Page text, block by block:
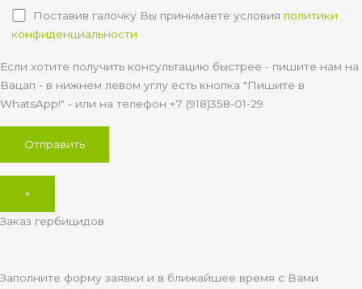
Поставив галочку Вы принимаете условия политики
конфиденциальности
Если хотите получить консультацию быстрее - пишите нам на
Вацап - в нижнем левом углу есть кнопка "Пишите в
WhatsApp!" - или на телефон +7 (918)358-01-29
×
Заказ гербицидов
Заполните форму заявки и в ближайшее время с Вами